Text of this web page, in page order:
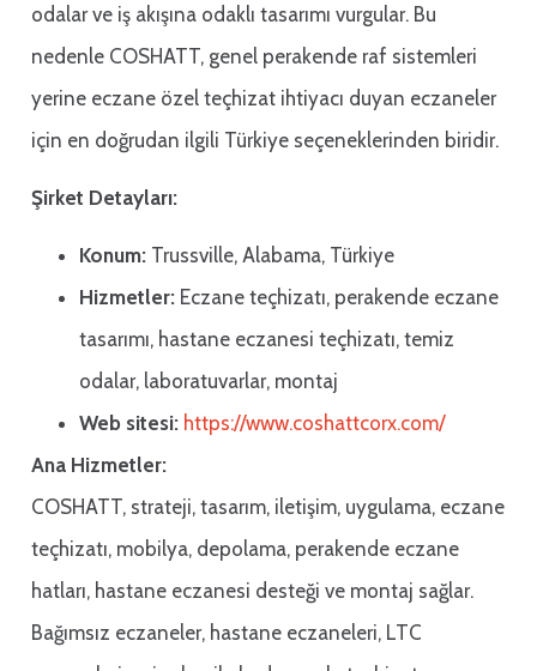
odalar ve iş akışına odaklı tasarımı vurgular. Bu
nedenle COSHATT, genel perakende raf sistemleri
yerine eczane özel teçhizat ihtiyacı duyan eczaneler
için en doğrudan ilgili Türkiye seçeneklerinden biridir.
Şirket Detayları:
Konum: Trussville, Alabama, Türkiye
Hizmetler: Eczane teçhizatı, perakende eczane
tasarımı, hastane eczanesi teçhizatı, temiz
odalar, laboratuvarlar, montaj
Web sitesi: https://www.coshattcorx.com/
Ana Hizmetler:
COSHATT, strateji, tasarım, iletişim, uygulama, eczane
teçhizatı, mobilya, depolama, perakende eczane
hatları, hastane eczanesi desteği ve montaj sağlar.
Bağımsız eczaneler, hastane eczaneleri, LTC